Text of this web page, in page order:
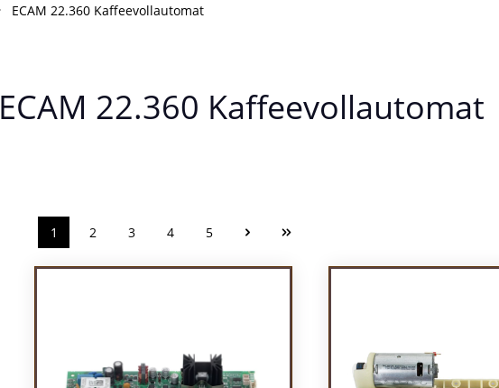
ECAM 22.360 Kaffeevollautomat
ECAM 22.360 Kaffeevollautomat
Seite
1 Seite
2 Seite
3 Seite
4 Seite
5